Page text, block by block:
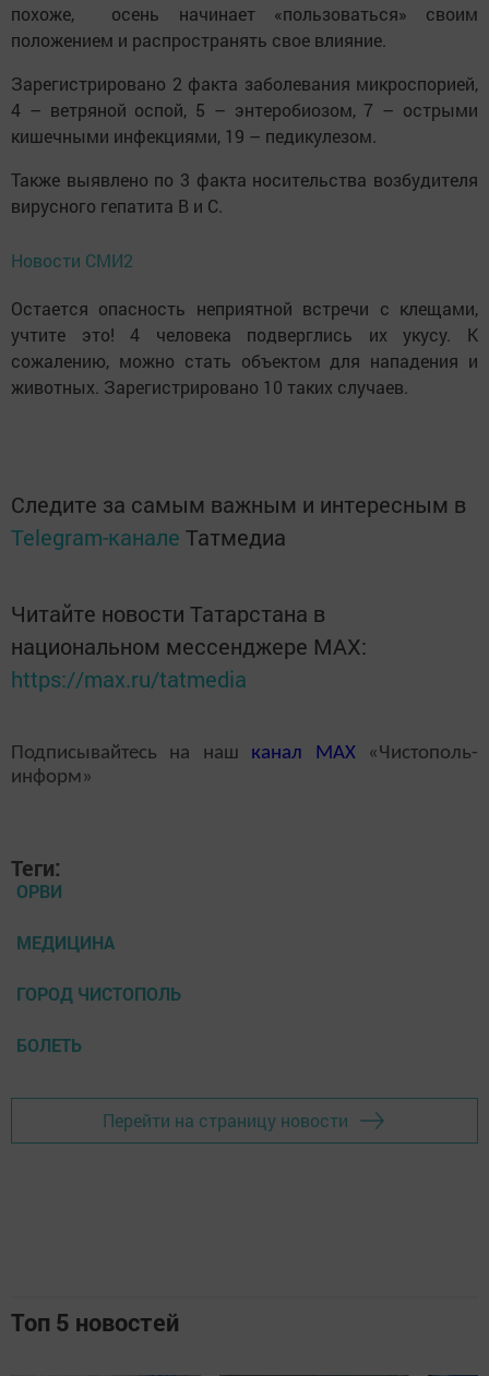
похоже, осень начинает «пользоваться» своим
положением и распространять свое влияние.
Зарегистрировано 2 факта заболевания микроспорией,
4 – ветряной оспой, 5 – энтеробиозом, 7 – острыми
кишечными инфекциями, 19 – педикулезом.
Также выявлено по 3 факта носительства возбудителя
вирусного гепатита В и С.
Новости СМИ2
Остается опасность неприятной встречи с клещами,
учтите это! 4 человека подверглись их укусу. К
сожалению, можно стать объектом для нападения и
животных. Зарегистрировано 10 таких случаев.
Следите за самым важным и интересным в
Telegram-канале Татмедиа
Читайте новости Татарстана в
национальном мессенджере MАХ:
https://max.ru/tatmedia
Подписывайтесь на наш канал MAX«Чистополь-
информ»
Теги:
ОРВИ
МЕДИЦИНА
ГОРОД ЧИСТОПОЛЬ
БОЛЕТЬ
Перейти на страницу новости
Топ 5 новостей